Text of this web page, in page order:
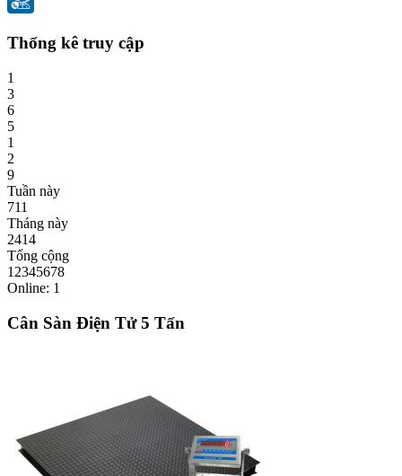
Thống kê truy cập
1
3
6
5
1
2
9
Tuần này
711
Tháng này
2414
Tổng cộng
12345678
Online: 1
Cân Sàn Điện Tử 5 Tấn